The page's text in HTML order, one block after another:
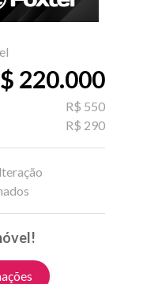
220.000
R$ 550
R$ 290